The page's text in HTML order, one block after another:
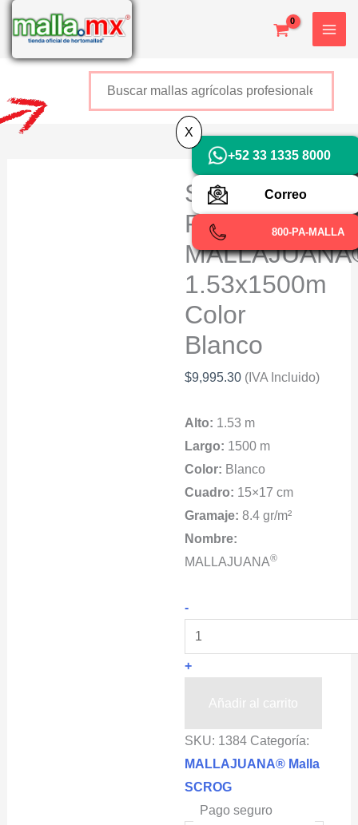
contenido
SCROG
Red
1.53x1500m
Color
Blanco
$9,995.30 (IVA Incluido)
Alto: 1.53 m
Largo: 1500 m
Color: Blanco
Cuadro: 15×17 cm
Gramaje: 8.4 gr/m²
Nombre:
MALLAJUANA®
-SCROG
Red
MALLAJUANA®
1.53x1500m
Color
cantidad
+
Añadir al carrito
SKU: 1384 Categoría:
MALLAJUANA® Malla
SCROG
Pago seguro
X
+52 800 726 2552
+52 33 1335 8000
Correo
800-PA-MALLA
X